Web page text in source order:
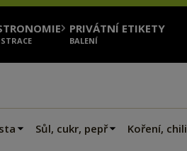
PRIVÁTNÍ ETIKETY
BALENÍ
Sůl, cukr, pepř Koření, chili